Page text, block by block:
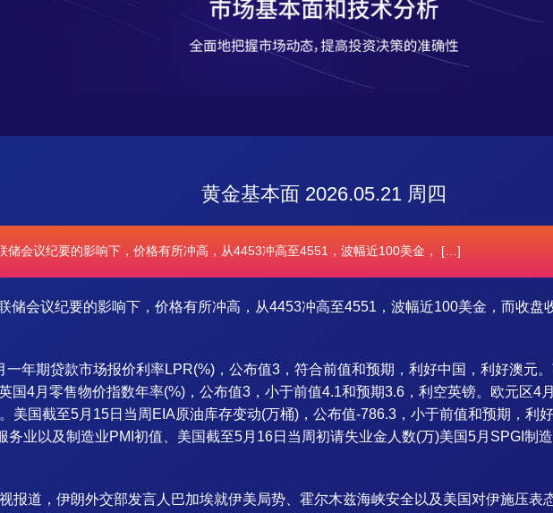
黄金基本面 2026.05.21 周四
储会议纪要的影响下，价格有所冲高，从4453冲高至4551，波幅近100美金， […]
储会议纪要的影响下，价格有所冲高，从4453冲高至4551，波幅近100美金，而收盘
一年期贷款市场报价利率LPR(%)，公布值3，符合前值和预期，利好中国，利好澳元
国4月零售物价指数年率(%)，公布值3，小于前值4.1和预期3.6，利空英镑。欧元区4
美国截至5月15日当周EIA原油库存变动(万桶)，公布值-786.3，小于前值和预期，利
务业以及制造业PMI初值、美国截至5月16日当周初请失业金人数(万)美国5月SPGI制
报道，伊朗外交部发言人巴加埃就伊美局势、霍尔木兹海峡安全以及美国对伊施压表